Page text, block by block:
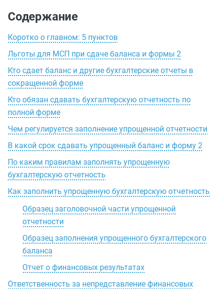
Содержание
Коротко о главном: 5 пунктов
Льготы для МСП при сдаче баланса и формы 2
Кто сдает баланс и другие бухгалтерские отчеты в
сокращенной форме
Кто обязан сдавать бухгалтерскую отчетность по
полной форме
Чем регулируется заполнение упрощенной отчетности
В какой срок сдавать упрощенный баланс и форму 2
По каким правилам заполнять упрощенную
бухгалтерскую отчетность
Как заполнить упрощенную бухгалтерскую отчетность
Образец заголовочной части упрощенной
отчетности
Образец заполнения упрощенного бухгалтерского
баланса
Отчет о финансовых результатах
Ответственность за непредставление финансовых